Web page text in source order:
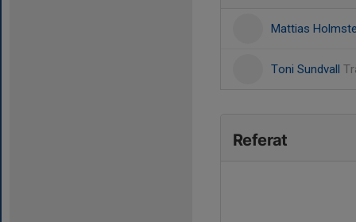
Mattias
Toni Sundvall
Referat